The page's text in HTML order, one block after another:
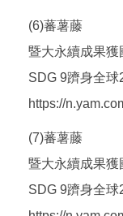
(6)蕃薯藤
暨大永續成果
SDG 9躋身全球
https://
(7)蕃薯藤
暨大永續成果獲
SDG 9躋身全球